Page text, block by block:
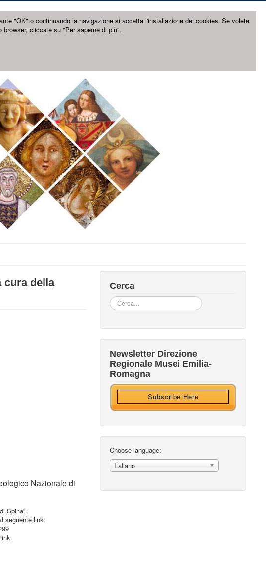
"OK" o continuando la navigazione si accetta l'installazione dei cookies. Se volete
cliccate su "Per saperne di più".
cura della
Nazionale di
Spina”.
seguente link:
Cerca
Cerca...
Newsletter Direzione
Regionale Musei Emilia-
Romagna
Subscribe Here
Iscriviti alla nostra newsletter
Ricevi HTML?
Choose language:
Italiano